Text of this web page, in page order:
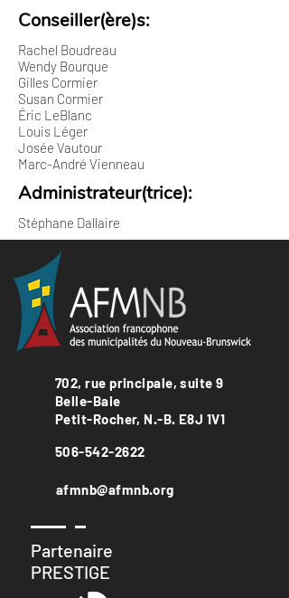
Conseiller(ère)s:
Rachel Boudreau
Wendy Bourque
Gilles Cormier
Susan Cormier
Éric LeBlanc
Louis Léger
Josée Vautour
Marc-André Vienneau
Administrateur(trice):
Stéphane Dallaire
702, rue principale, suite 9
Belle-Baie
Petit-Rocher, N.-B. E8J 1V1
506-542-2622
afmnb@afmnb.org
Partenaire
PRESTIGE